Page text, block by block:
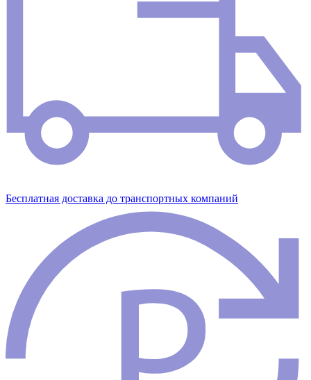
Бесплатная доставка до транспортных компаний